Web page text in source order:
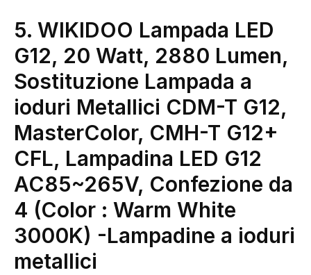
5. WIKIDOO Lampada LED
G12, 20 Watt, 2880 Lumen,
Sostituzione Lampada a
ioduri Metallici CDM-T G12,
MasterColor, CMH-T G12+
CFL, Lampadina LED G12
AC85~265V, Confezione da
4 (Color : Warm White
3000K) -Lampadine a ioduri
metallici